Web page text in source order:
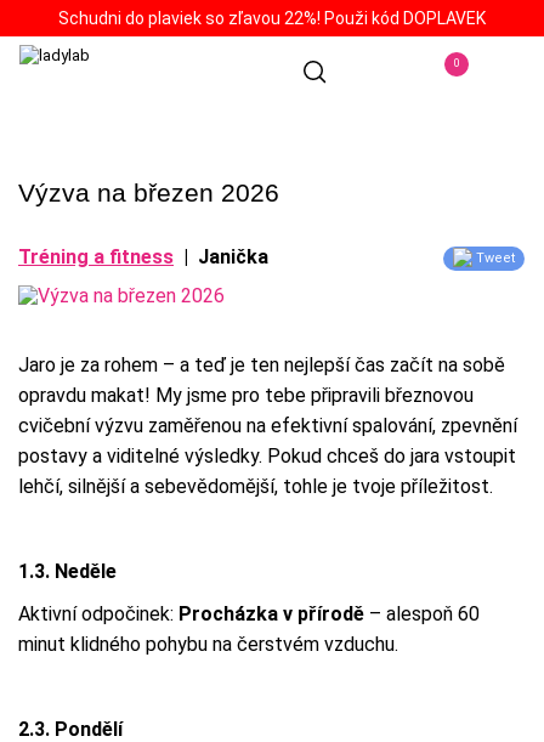
Schudni do plaviek so zľavou 22%! Použi kód DOPLAVEK
0
Výzva na březen 2026
Tweet
Tréning a fitness | Janička
Jaro je za rohem – a teď je ten nejlepší čas začít na sobě
opravdu makat! My jsme pro tebe připravili březnovou
cvičební výzvu zaměřenou na efektivní spalování, zpevnění
postavy a viditelné výsledky. Pokud chceš do jara vstoupit
lehčí, silnější a sebevědomější, tohle je tvoje příležitost.
1.3. Neděle
Aktivní odpočinek: Procházka v přírodě – alespoň 60
minut klidného pohybu na čerstvém vzduchu.
2.3. Pondělí